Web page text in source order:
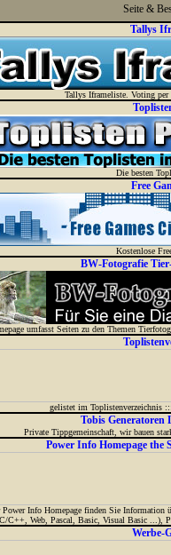
Seite &
Tallys
Tallys Iframeliste. Voting
Die besten
Free
Kostenlose
BW-Fotografie
umfasst Seiten zu den Themen
gelistet im Toplistenverzeichnis
Tobis Generatoren
Private Tippgemeinschaft, wir bauen
Power Info Homepage the
Power Info Homepage finden Sie Information
C/C++, Web, Pascal, Basic, Visual Basic ...),
Werbe-